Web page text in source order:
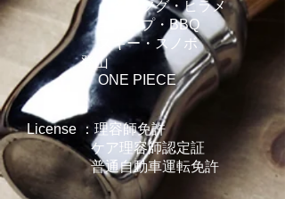
冬／フグ・ヒラメ
キャンプ・BBQ
スキー・スノボ
登山
ONE PIECE
License ：理容師免許
ケア理容師認定証
普通自動車運転免許